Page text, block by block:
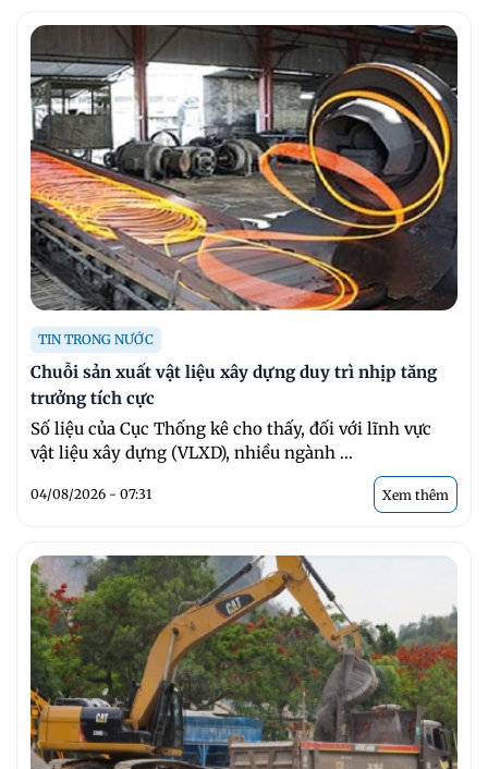
TIN TRONG NƯỚC
Chuỗi sản xuất vật liệu xây dựng duy trì nhịp tăng
trưởng tích cực
Số liệu của Cục Thống kê cho thấy, đối với lĩnh vực
vật liệu xây dựng (VLXD), nhiều ngành ...
04/08/2026 - 07:31 Xem thêm